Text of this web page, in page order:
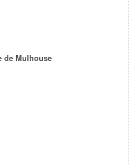
de Mulhouse